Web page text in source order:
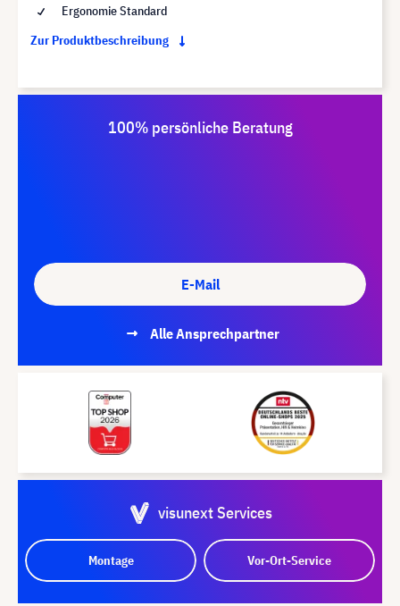
Ergonomie Standard
Zur Produktbeschreibung
100% persönliche Beratung
E-Mail
Alle Ansprechpartner
visunext Services
Montage Vor-Ort-Service